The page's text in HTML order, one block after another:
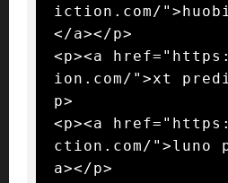
iction.com/
</a></p>
<p><a
ion.com/">xt
p>
<p><a
ction.com/">luno
a></p>